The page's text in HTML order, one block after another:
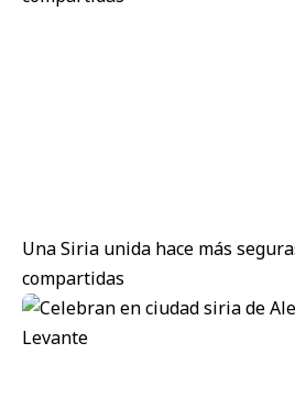
Una Siria unida hace más
compartidas